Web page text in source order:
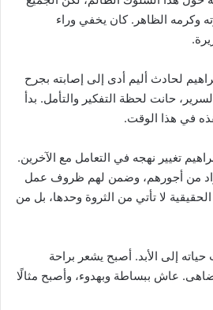
وكرمه الظاهر. كان يخفي وراء
لحادث أليم أدى إلى إصابته بجرح
حانت لحظة التفكير والتأمل. بدأ
في هذا الوقت.
تغيير نهجه في التعامل مع الآخرين.
زاد من أجورهم، وضمن لهم ظروف عمل
لا تأتي من الثروة وحدها، بل من
إلى الأبد. أصبح يشعر براحة
عاش ببساطة وبهدوء، وأصبح مثالًا